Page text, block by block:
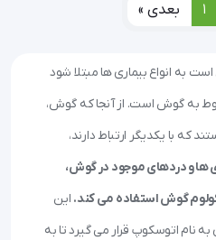
1 بعدی »
به انواع بیماری ها مبتلا شود
به گوش است. از آنجا که گوش،
که با یکدیگر ارتباط دارند،
و دردهای موجود در گوش،
گوش استفاده می کند. این
نام اتوسکوپ قرار می گیرد تا به